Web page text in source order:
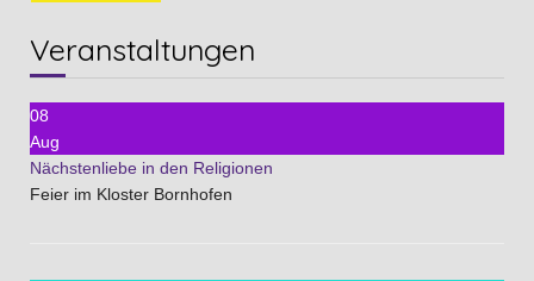
Veranstaltungen
08
Aug
Nächstenliebe in den Religionen
Feier im Kloster Bornhofen